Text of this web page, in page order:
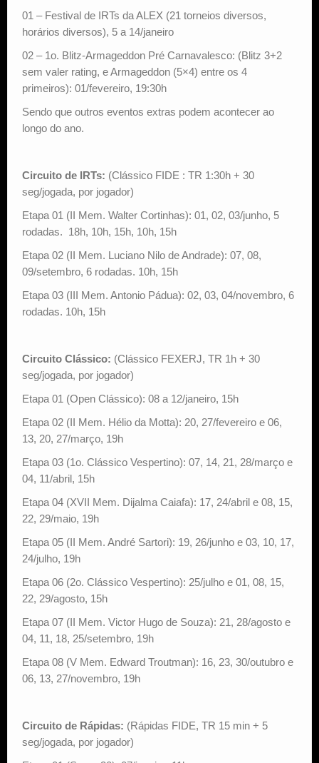
01 – Festival de IRTs da ALEX (21 torneios diversos,
horários diversos), 5 a 14/janeiro
02 – 1o. Blitz-Armageddon Pré Carnavalesco: (Blitz 3+2
sem valer rating, e Armageddon (5×4) entre os 4
primeiros): 01/fevereiro, 19:30h
Sendo que outros eventos extras podem acontecer ao
longo do ano.
Circuito de IRTs: (Clássico FIDE : TR 1:30h + 30
seg/jogada, por jogador)
Etapa 01 (II Mem. Walter Cortinhas): 01, 02, 03/junho, 5
rodadas. 18h, 10h, 15h, 10h, 15h
Etapa 02 (II Mem. Luciano Nilo de Andrade): 07, 08,
09/setembro, 6 rodadas. 10h, 15h
Etapa 03 (III Mem. Antonio Pádua): 02, 03, 04/novembro, 6
rodadas. 10h, 15h
Circuito Clássico: (Clássico FEXERJ, TR 1h + 30
seg/jogada, por jogador)
Etapa 01 (Open Clássico): 08 a 12/janeiro, 15h
Etapa 02 (II Mem. Hélio da Motta): 20, 27/fevereiro e 06,
13, 20, 27/março, 19h
Etapa 03 (1o. Clássico Vespertino): 07, 14, 21, 28/março e
04, 11/abril, 15h
Etapa 04 (XVII Mem. Dijalma Caiafa): 17, 24/abril e 08, 15,
22, 29/maio, 19h
Etapa 05 (II Mem. André Sartori): 19, 26/junho e 03, 10, 17,
24/julho, 19h
Etapa 06 (2o. Clássico Vespertino): 25/julho e 01, 08, 15,
22, 29/agosto, 15h
Etapa 07 (II Mem. Victor Hugo de Souza): 21, 28/agosto e
04, 11, 18, 25/setembro, 19h
Etapa 08 (V Mem. Edward Troutman): 16, 23, 30/outubro e
06, 13, 27/novembro, 19h
Circuito de Rápidas: (Rápidas FIDE, TR 15 min + 5
seg/jogada, por jogador)